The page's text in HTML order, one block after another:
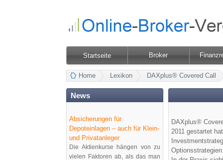
Startseite Broker
Home Lexikon DAXplus® Covered Call
News
Absicherungen für
Depoteinlagen – auch für Klein-
und Privatanleger
Die Aktienkurse hängen von zu
vielen Faktoren ab, als das man
DAXplus®
2011 gestartet
Optionsstrategien.